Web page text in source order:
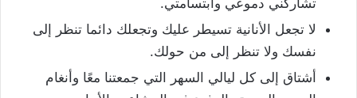
تشاركني دموعي وابتسامتي.
لا تجعل الأنانية تسيطر عليك وتجعلك دائما تنظر إلى
نفسك ولا تنظر إلى من حولك.
أشتاق إلى كل ليالي السهر التي جمعتنا معًا وأنغام